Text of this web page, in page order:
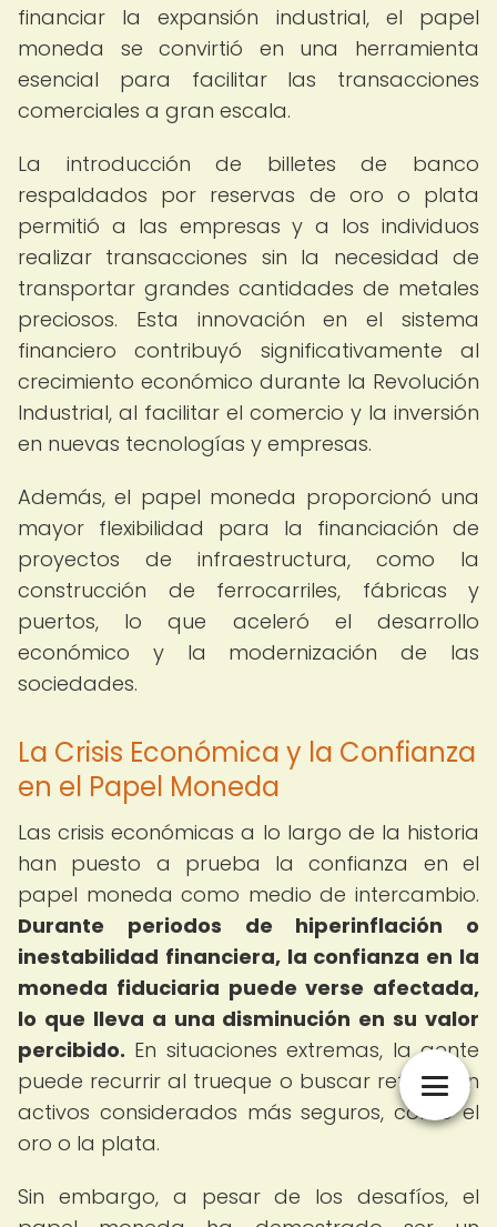
financiar la expansión industrial, el papel
moneda se convirtió en una herramienta
esencial para facilitar las transacciones
comerciales a gran escala.
La introducción de billetes de banco
respaldados por reservas de oro o plata
permitió a las empresas y a los individuos
realizar transacciones sin la necesidad de
transportar grandes cantidades de metales
preciosos. Esta innovación en el sistema
financiero contribuyó significativamente al
crecimiento económico durante la Revolución
Industrial, al facilitar el comercio y la inversión
en nuevas tecnologías y empresas.
Además, el papel moneda proporcionó una
mayor flexibilidad para la financiación de
proyectos de infraestructura, como la
construcción de ferrocarriles, fábricas y
puertos, lo que aceleró el desarrollo
económico y la modernización de las
sociedades.
La Crisis Económica y la Confianza
en el Papel Moneda
Las crisis económicas a lo largo de la historia
han puesto a prueba la confianza en el
papel moneda como medio de intercambio.
Durante periodos de hiperinflación o
inestabilidad financiera, la confianza en la
moneda fiduciaria puede verse afectada,
lo que lleva a una disminución en su valor
percibido. En situaciones extremas, la gente
puede recurrir al trueque o buscar refugio en
activos considerados más seguros, como el
oro o la plata.
Sin embargo, a pesar de los desafíos, el